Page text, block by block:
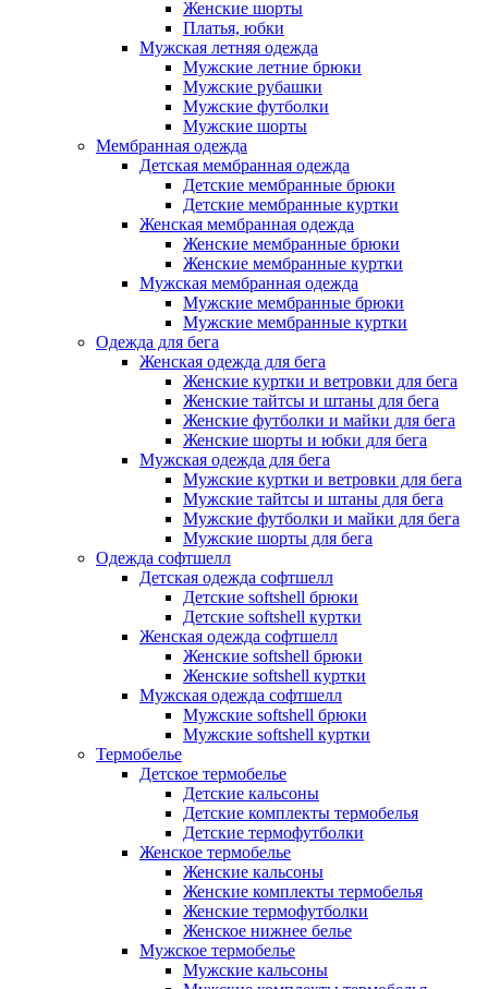
Женские шорты
Платья, юбки
Мужская летняя одежда
Мужские летние брюки
Мужские рубашки
Мужские футболки
Мужские шорты
Мембранная одежда
Детская мембранная одежда
Детские мембранные брюки
Детские мембранные куртки
Женская мембранная одежда
Женские мембранные брюки
Женские мембранные куртки
Мужская мембранная одежда
Мужские мембранные брюки
Мужские мембранные куртки
Одежда для бега
Женская одежда для бега
Женские куртки и ветровки для бега
Женские тайтсы и штаны для бега
Женские футболки и майки для бега
Женские шорты и юбки для бега
Мужская одежда для бега
Мужские куртки и ветровки для бега
Мужские тайтсы и штаны для бега
Мужские футболки и майки для бега
Мужские шорты для бега
Одежда софтшелл
Детская одежда софтшелл
Детские softshell брюки
Детские softshell куртки
Женская одежда софтшелл
Женские softshell брюки
Женские softshell куртки
Мужская одежда софтшелл
Мужские softshell брюки
Мужские softshell куртки
Термобелье
Детское термобелье
Детские кальсоны
Детские комплекты термобелья
Детские термофутболки
Женское термобелье
Женские кальсоны
Женские комплекты термобелья
Женские термофутболки
Женское нижнее белье
Мужское термобелье
Мужские кальсоны